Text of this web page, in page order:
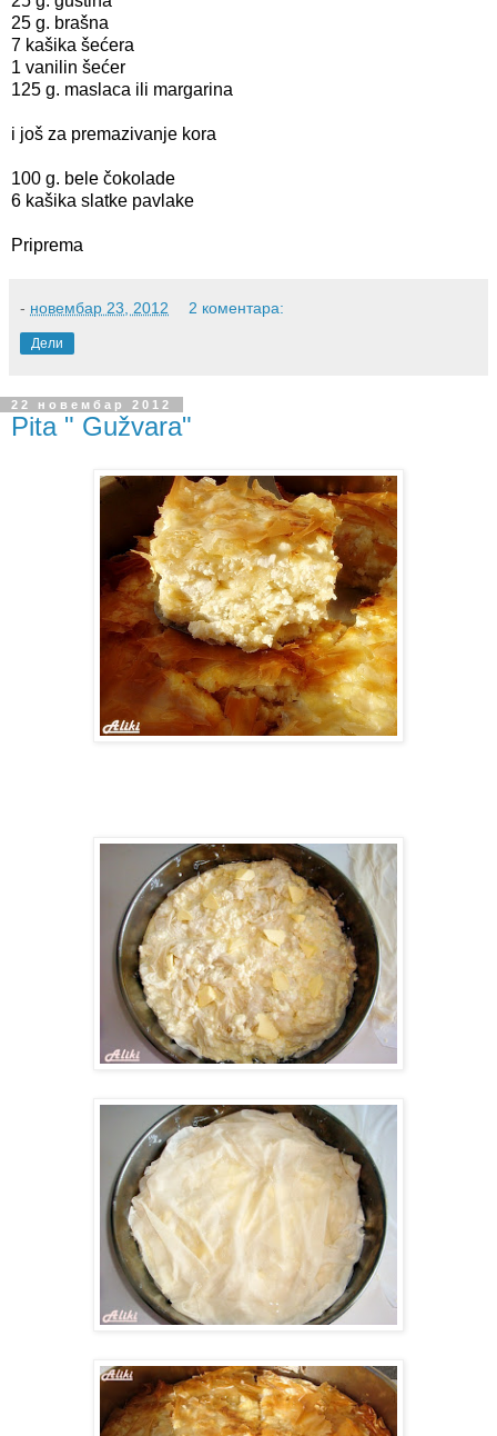
25 g. brašna
7 kašika šećera
1 vanilin šećer
125 g. maslaca ili margarina
i još za premazivanje kora
100 g. bele čokolade
6 kašika slatke pavlake
Priprema
- новембар 23, 2012 2 коментара:
Дели
22 новембар 2012
Pita " Gužvara"